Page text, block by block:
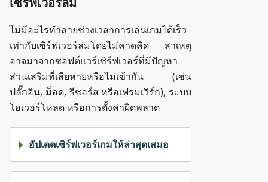
ไม่มีอะไรทำลายช่วงเวลาการเล่นเกมได้เร็ว
เท่ากับเซิร์ฟเวอร์ล่มโดยไม่คาดคิด สาเหตุ
อาจมาจากซอฟต์แวร์เซิร์ฟเวอร์ที่มีปัญหา
ส่วนเสริมที่เสียหายหรือไม่เข้ากัน (เช่น
ปลั๊กอิน, ม็อด, รีซอร์ส หรือเฟรมเวิร์ก), ระบบ
โอเวอร์โหลด หรือการตั้งค่าผิดพลาด
อัปเดตเซิร์ฟเวอร์เกมให้ล่าสุดเสมอ